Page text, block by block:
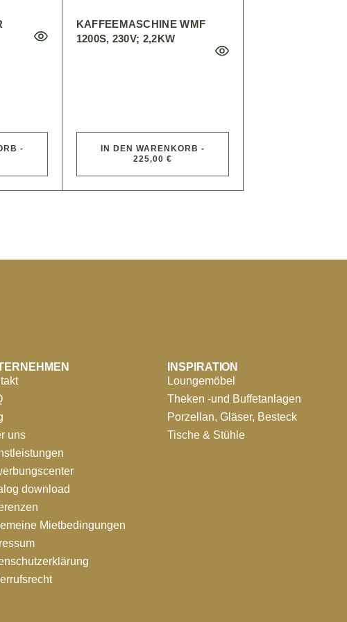
-
KAFFEEMASCHINE WMF
1200S, 230V; 2,2KW
IN DEN WARENKORB -
225,00 €
uns
download
Mietbedingungen
INSPIRATION
Loungemöbel
Theken -und Buffetanlagen
Porzellan, Gläser, Besteck
Tische & Stühle